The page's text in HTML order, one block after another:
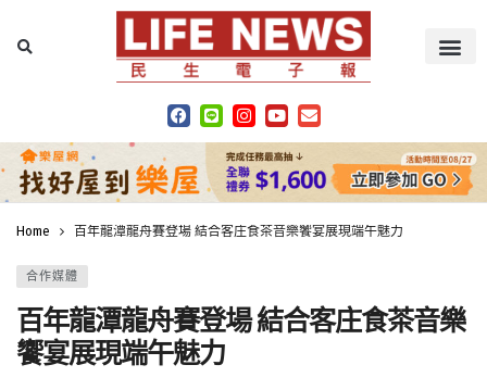
Home 百年龍潭龍舟賽登場 結合客庄食茶音樂饗宴展現端午魅力
合作媒體
百年龍潭龍舟賽登場 結合客庄食茶音樂
饗宴展現端午魅力